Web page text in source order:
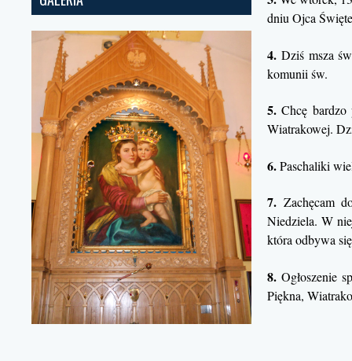
dniu Ojca
4. Dziś msza
komunii św.
5. Chcę
Wiatrakowej.
6.Paschaliki
7. Zachęcam
Niedziela. W
która odbywa
8.Ogłoszenie
Piękna,